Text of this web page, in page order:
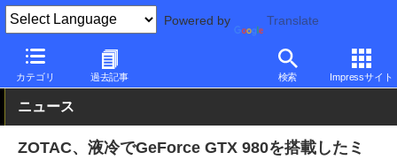
Powered by Translate
カテゴリ 過去記事 検索 Impressサイト
PC Watch パソコン/タブレット/スマートフォン NUC/小型パソコ
ニュース
ZOTAC、液冷でGeForce GTX 980を搭載したミ